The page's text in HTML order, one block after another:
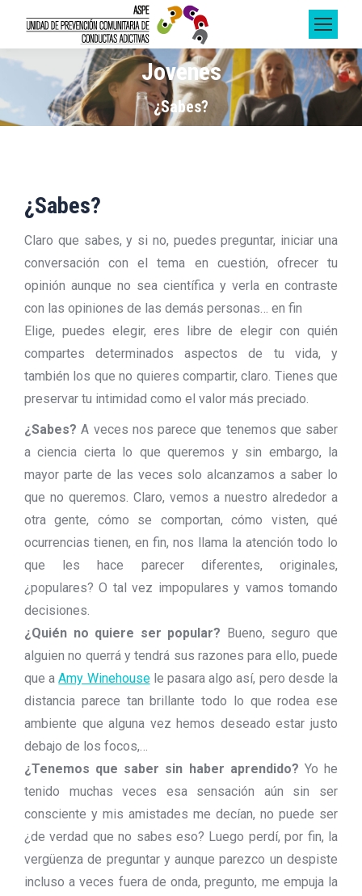
Jovenes
¿Sabes?
Estás aquí:
¿Sabes?
Claro que sabes, y si no, puedes preguntar, iniciar una
conversación con el tema en cuestión, ofrecer tu
opinión aunque no sea científica y verla en contraste
con las opiniones de las demás personas… en fin
Elige, puedes elegir, eres libre de elegir con quién
compartes determinados aspectos de tu vida, y
también los que no quieres compartir, claro. Tienes que
preservar tu intimidad como el valor más preciado.
¿Sabes? A veces nos parece que tenemos que saber
a ciencia cierta lo que queremos y sin embargo, la
mayor parte de las veces solo alcanzamos a saber lo
que no queremos. Claro, vemos a nuestro alrededor a
otra gente, cómo se comportan, cómo visten, qué
ocurrencias tienen, en fin, nos llama la atención todo lo
que les hace parecer diferentes, originales,
¿populares? O tal vez impopulares y vamos tomando
decisiones.
¿Quién no quiere ser popular? Bueno, seguro que
alguien no querrá y tendrá sus razones para ello, puede
que aAmy Winehousele pasara algo así, pero desde la
distancia parece tan brillante todo lo que rodea ese
ambiente que alguna vez hemos deseado estar justo
debajo de los focos,…
¿Tenemos que saber sin haber aprendido? Yo he
tenido muchas veces esa sensación aún sin ser
consciente y mis amistades me decían, no puede ser
¿de verdad que no sabes eso? Luego perdí, por fin, la
vergüenza de preguntar y aunque parezco un despiste
incluso a veces fuera de onda, pregunto, me empuja la